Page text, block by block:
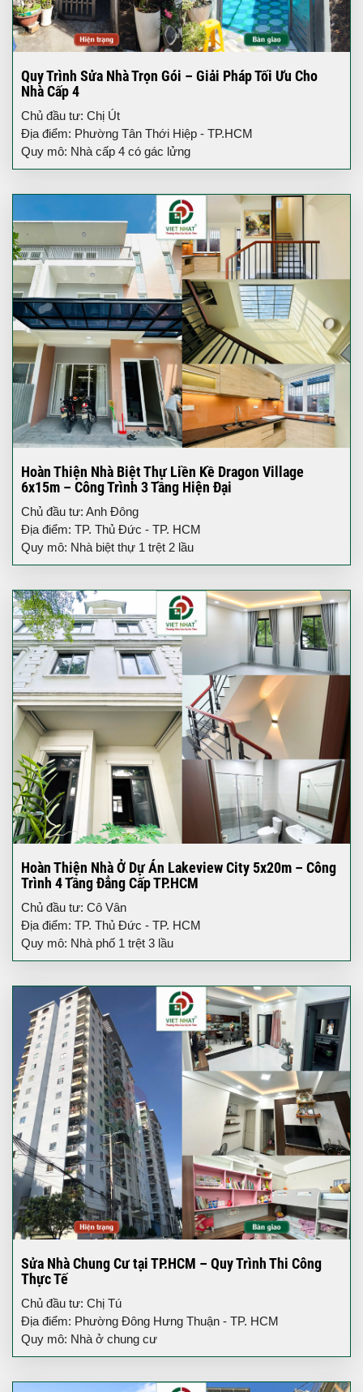
Quy Trình Sửa Nhà Trọn Gói – Giải Pháp Tối Ưu Cho
Nhà Cấp 4
Chủ đầu tư: Chị Út
Địa điểm: Phường Tân Thới Hiệp - TP.HCM
Quy mô: Nhà cấp 4 có gác lửng
Hoàn Thiện Nhà Biệt Thự Liền Kề Dragon Village
6x15m – Công Trình 3 Tầng Hiện Đại
Chủ đầu tư: Anh Đông
Địa điểm: TP. Thủ Đức - TP. HCM
Quy mô: Nhà biệt thự 1 trệt 2 lầu
Hoàn Thiện Nhà Ở Dự Án Lakeview City 5x20m – Công
Trình 4 Tầng Đẳng Cấp TP.HCM
Chủ đầu tư: Cô Vân
Địa điểm: TP. Thủ Đức - TP. HCM
Quy mô: Nhà phố 1 trệt 3 lầu
Sửa Nhà Chung Cư tại TP.HCM – Quy Trình Thi Công
Thực Tế
Chủ đầu tư: Chị Tú
Địa điểm: Phường Đông Hưng Thuận - TP. HCM
Quy mô: Nhà ở chung cư